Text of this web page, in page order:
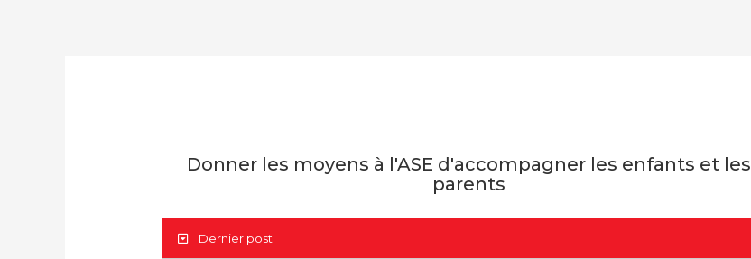
Donner les moyens à l'ASE d'accompagner les enfants et les
parents
Dernier post